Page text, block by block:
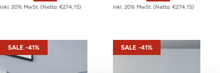
inkl. 20% MwSt. (Netto: €274,15) inkl. 20% MwSt. (Netto: €274,15)
s42 – Gestell Schwarz (glatt)
SALE -41% s42 – Gestell Weiß (glatt)
SALE -41%